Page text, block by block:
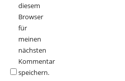
diesem
Browser
für
meinen
nächsten
Kommentar
speichern.